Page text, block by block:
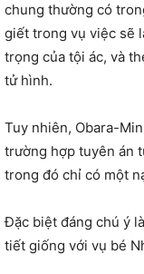
chung thường có
giết trong vụ việc sẽ
trọng của tội ác, và
tử hình.
Tuy nhiên, Obara-
trường hợp tuyên án
trong đó chỉ có một
Đặc biệt đáng chú ý
tiết giống với vụ bé